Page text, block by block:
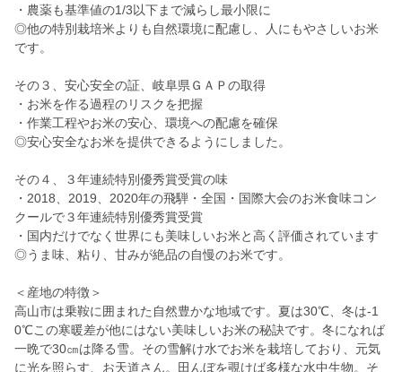
・農薬も基準値の1/3以下まで減らし最小限に
◎他の特別栽培米よりも自然環境に配慮し、人にもやさしいお米
です。
その３、安心安全の証、岐阜県ＧＡＰの取得
・お米を作る過程のリスクを把握
・作業工程やお米の安心、環境への配慮を確保
◎安心安全なお米を提供できるようにしました。
その４、３年連続特別優秀賞受賞の味
・2018、2019、2020年の飛騨・全国・国際大会のお米食味コン
クールで３年連続特別優秀賞受賞
・国内だけでなく世界にも美味しいお米と高く評価されています
◎うま味、粘り、甘みが絶品の自慢のお米です。
＜産地の特徴＞
高山市は乗鞍に囲まれた自然豊かな地域です。夏は30℃、冬は‐1
0℃この寒暖差が他にはない美味しいお米の秘訣です。冬になれば
一晩で30㎝は降る雪。その雪解け水でお米を栽培しており、元気
に光を照らす、お天道さん。田んぼを覗けば多様な水中生物。そ